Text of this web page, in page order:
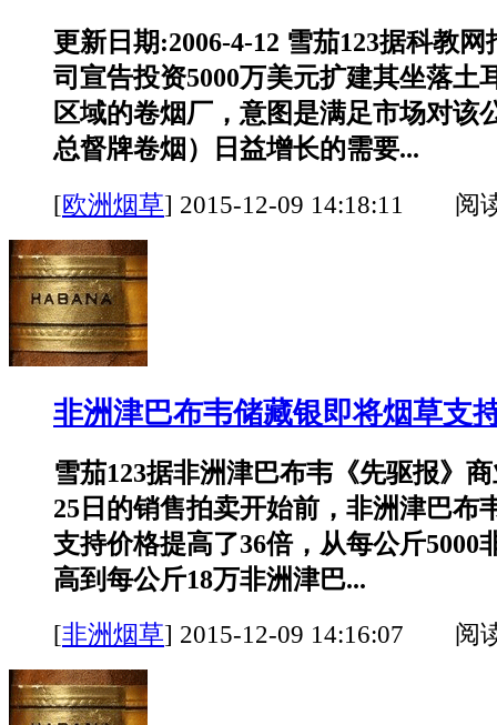
更新日期:2006-4-12 雪茄123据科教
司宣告投资5000万美元扩建其坐落土
区域的卷烟厂，意图是满足市场对该
总督牌卷烟）日益增长的需要...
[欧洲烟草] 2015-12-09 14:18:11 阅
非洲津巴布韦储藏银即将烟草支
雪茄123据非洲津巴布韦《先驱报》
25日的销售拍卖开始前，非洲津巴布
支持价格提高了36倍，从每公斤5000
高到每公斤18万非洲津巴...
[非洲烟草] 2015-12-09 14:16:07 阅